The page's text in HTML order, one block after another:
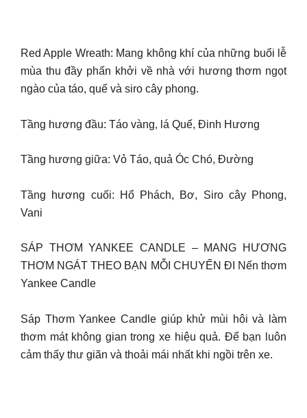
Red Apple Wreath: Mang không khí của những buổi lễ
mùa thu đầy phấn khởi về nhà với hương thơm ngọt
ngào của táo, quế và siro cây phong.
Tầng hương đầu: Táo vàng, lá Quế, Đinh Hương
Tầng hương giữa: Vỏ Táo, quả Óc Chó, Đường
Tầng hương cuối: Hổ Phách, Bơ, Siro cây Phong,
Vani
SÁP THƠM YANKEE CANDLE – MANG HƯƠNG
THƠM NGÁT THEO BẠN MỖI CHUYẾN ĐI Nến thơm
Yankee Candle
Sáp Thơm Yankee Candle giúp khử mùi hôi và làm
thơm mát không gian trong xe hiệu quả. Để bạn luôn
cảm thấy thư giãn và thoải mái nhất khi ngồi trên xe.